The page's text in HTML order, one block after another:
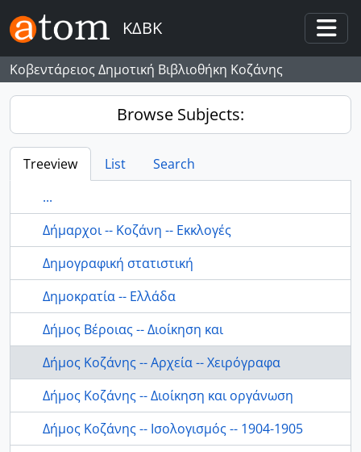
Skip to main content
ΚΔΒΚ
Κοβεντάρειος Δημοτική Βιβλιοθήκη Κοζάνης
Browse Subjects:
Treeview List
Search
...
Δήμαρχοι -- Κοζάνη -- Εκκλογές
Δημογραφική στατιστική
Δημοκρατία -- Ελλάδα
Δήμος Βέροιας -- Διοίκηση και
Δήμος Κοζάνης -- Αρχεία -- Χειρόγραφα
Δήμος Κοζάνης -- Διοίκηση και οργάνωση
Δήμος Κοζάνης -- Ισολογισμός -- 1904-1905